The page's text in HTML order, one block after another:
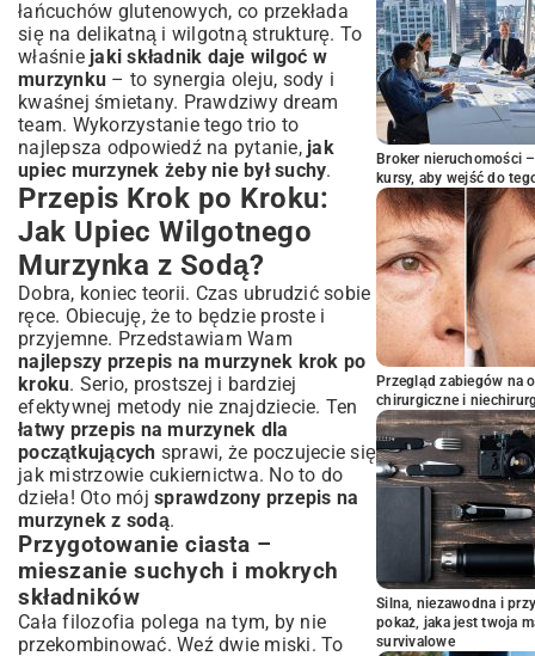
łańcuchów glutenowych, co przekłada
się na delikatną i wilgotną strukturę. To
właśnie jaki składnik daje wilgoć w
murzynku – to synergia oleju, sody i
kwaśnej śmietany. Prawdziwy dream
team. Wykorzystanie tego trio to
najlepsza odpowiedź na pytanie, jak
upiec murzynek żeby nie był suchy.
Przepis Krok po Kroku:
Jak Upiec Wilgotnego
Murzynka z Sodą?
Dobra, koniec teorii. Czas ubrudzić sobie
ręce. Obiecuję, że to będzie proste i
przyjemne. Przedstawiam Wam
najlepszy przepis na murzynek krok po
kroku. Serio, prostszej i bardziej
efektywnej metody nie znajdziecie. Ten
łatwy przepis na murzynek dla
początkujących sprawi, że poczujecie się
jak mistrzowie cukiernictwa. No to do
dzieła! Oto mój sprawdzony przepis na
murzynek z sodą.
Przygotowanie ciasta –
mieszanie suchych i mokrych
składników
Cała filozofia polega na tym, by nie
przekombinować. Weź dwie miski. To
Broker nieruchomości
kursy, aby wejść do
Przegląd zabiegów na
chirurgiczne i
Silna, niezawodna i
pokaż, jaka jest twoja
survivalowe